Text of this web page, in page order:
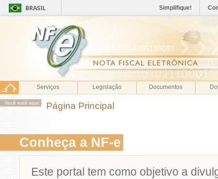
BRASIL Simplifique!
Serviços Legislação Documentos
Você está aqui: Página Principal
Conheça a NF-e
Este portal tem como objetivo a